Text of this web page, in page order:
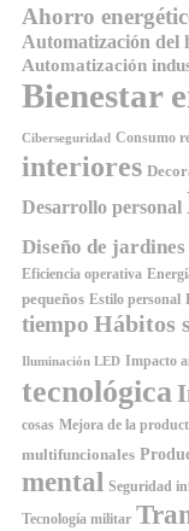
Ahorro
Automatización del
Automatización
Bienestar
Ciberseguridad Consumo
interiores
Desarrollo personal
Diseño de jardines
Eficiencia operativa
pequeños Estilo personal
tiempo Hábitos
Iluminación LED Impacto
tecnológica
cosas Mejora de la
multifuncionales
mental Seguridad
Tecnología militar